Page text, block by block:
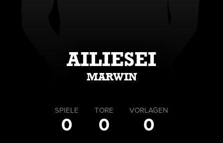
AILIESEI
MARWIN
SPIELE
0
TORE
0
VORLAGEN
0